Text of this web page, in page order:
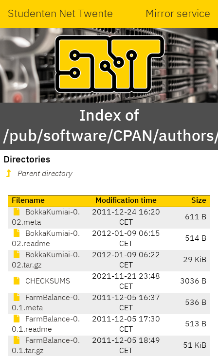
Studenten Net Twente Mirror service
Index of
/pub/software/CPAN/
Directories
Parent directory
Filename Modification time
Size
BokkaKumiai-0.
02.meta
2011-12-24 16:20
CET
611 B
BokkaKumiai-0.
02.readme
2012-01-09 06:15
CET
514 B
BokkaKumiai-0.
02.tar.gz
2012-01-09 06:22
CET
29 KiB
CHECKSUMS
2021-11-21 23:48
CET
3036 B
FarmBalance-0.
0.1.meta
2011-12-05 16:37
CET
536 B
FarmBalance-0.
0.1.readme
2011-12-05 17:30
CET
513 B
FarmBalance-0.
0.1.tar.gz
2011-12-05 18:49
CET
51 KiB